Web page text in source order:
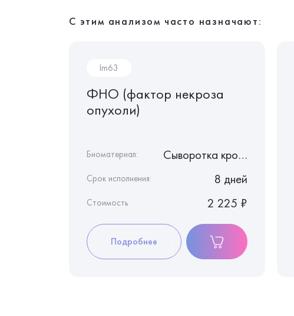
С этим анализом часто назначают:
Im63
ФНО (фактор некроза
опухоли)
Биоматериал: Сыворотка крови
Срок исполнения: 8 дней
Стоимость 2 225 ₽
Подробнее